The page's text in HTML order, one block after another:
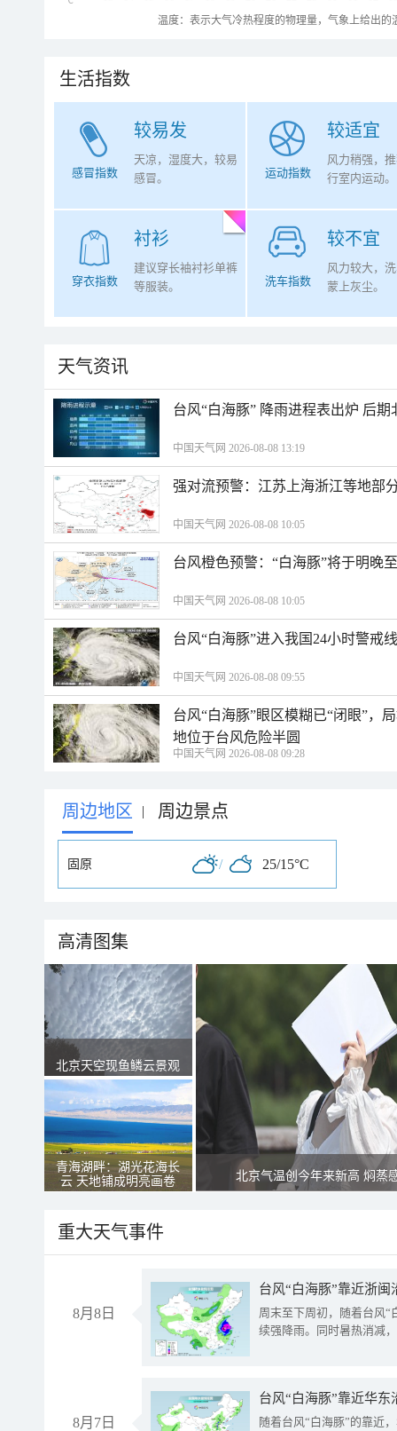
温度：表示大气冷热程度的物理量，气象上给出
生活指数
较易发
感冒指数
天凉，湿度大，较易
感冒。
较适宜
运动指数
风力稍强，
行室内运动。
衬衫
穿衣指数
建议穿长袖衬衫单裤
等服装。
较不宜
洗车指数
风力较大，
蒙上灰尘。
天气资讯
台风“白海豚” 降雨进程表出炉 后
中国天气网 2026-08-08 13:19
强对流预警：江苏上海浙江等地部
中国天气网 2026-08-08 10:05
台风橙色预警：“白海豚”将于明晚
中国天气网 2026-08-08 10:05
台风“白海豚”进入我国24小时警戒
中国天气网 2026-08-08 09:55
台风“白海豚”眼区模糊已“闭眼”，
地位于台风危险半圆
中国天气网 2026-08-08 09:28
周边地区 | 周边景点
固原 / 25/15°C
高清图集
北京天空现鱼鳞云景观
青海湖畔：湖光花海长
云 天地铺成明亮画卷
北京气温创今年来新高 焖蒸
重大天气事件
8月8日
台风“白海豚”靠近浙
周末至下周初，随着台风“
续强降雨。同时暑热消减
8月7日
台风“白海豚”靠近华
随着台风“白海豚”的靠近